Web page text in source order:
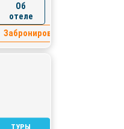
Об
отеле
Забронировать
ТУРЫ